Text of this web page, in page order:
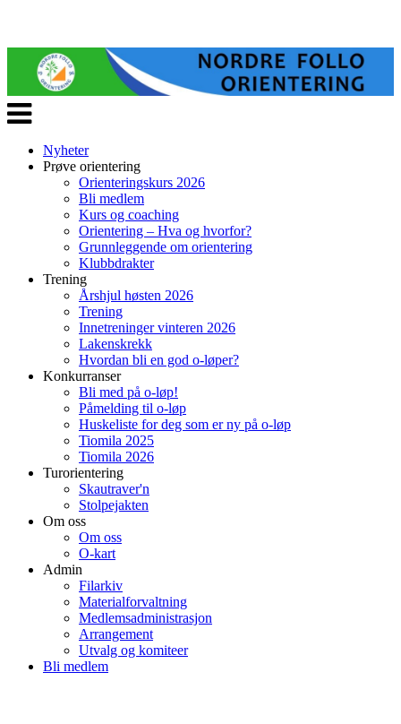
Veksle
navigasjon
Nyheter
Prøve orientering
Orienteringskurs 2026
Bli medlem
Kurs og coaching
Orientering – Hva og hvorfor?
Grunnleggende om orientering
Klubbdrakter
Trening
Årshjul høsten 2026
Trening
Innetreninger vinteren 2026
Lakenskrekk
Hvordan bli en god o-løper?
Konkurranser
Bli med på o-løp!
Påmelding til o-løp
Huskeliste for deg som er ny på o-løp
Tiomila 2025
Tiomila 2026
Turorientering
Skautraver'n
Stolpejakten
Om oss
Om oss
O-kart
Admin
Filarkiv
Materialforvaltning
Medlemsadministrasjon
Arrangement
Utvalg og komiteer
Bli medlem